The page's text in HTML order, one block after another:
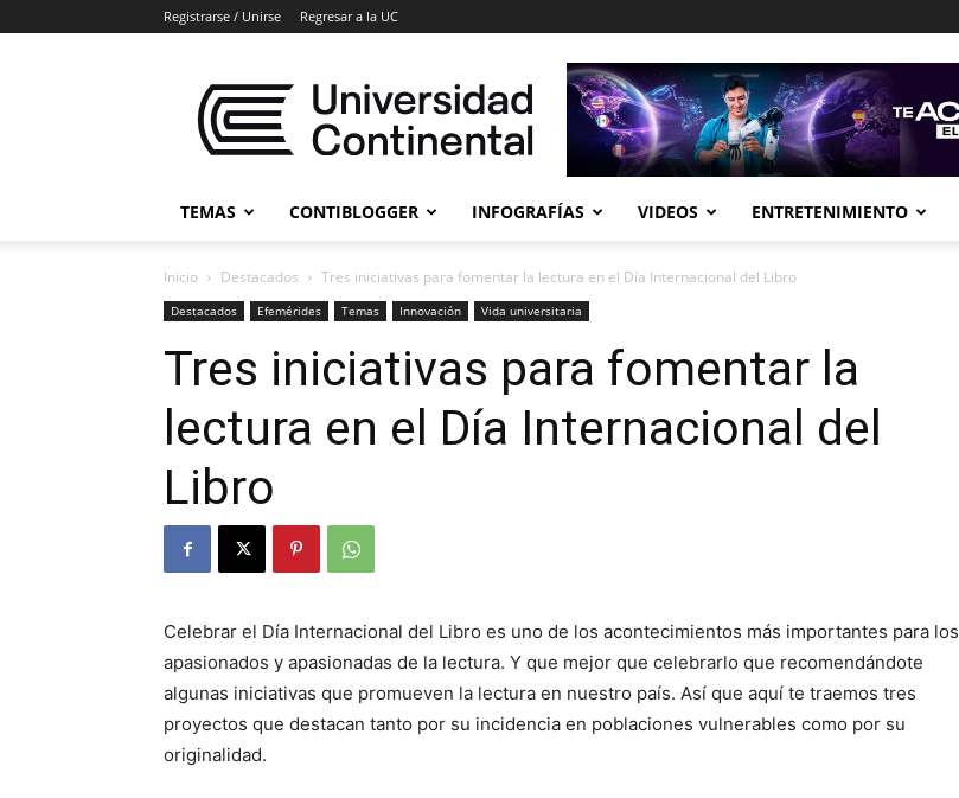
Registrarse / Unirse Regresar a la UC
Universidad
Continental
TEMAS CONTIBLOGGER INFOGRAFÍAS VIDEOS ENTRETENIMIENTO
Inicio Destacados Tres iniciativas para fomentar la lectura en el Día Internacional del Libro
Destacados Efemérides Temas Innovación Vida universitaria
Tres iniciativas para fomentar la
lectura en el Día Internacional del
Libro
Celebrar el Día Internacional del Libro es uno de los acontecimientos más importantes para los
apasionados y apasionadas de la lectura. Y que mejor que celebrarlo que recomendándote
algunas iniciativas que promueven la lectura en nuestro país. Así que aquí te traemos tres
proyectos que destacan tanto por su incidencia en poblaciones vulnerables como por su
originalidad.